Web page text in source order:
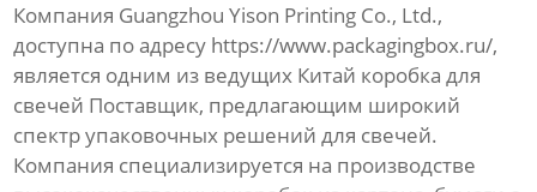
Компания Guangzhou Yison Printing Co., Ltd.,
доступна по адресу https://www.packagingbox.ru/,
является одним из ведущих Китай коробка для
свечей Поставщик, предлагающим широкий
спектр упаковочных решений для свечей.
Компания специализируется на производстве